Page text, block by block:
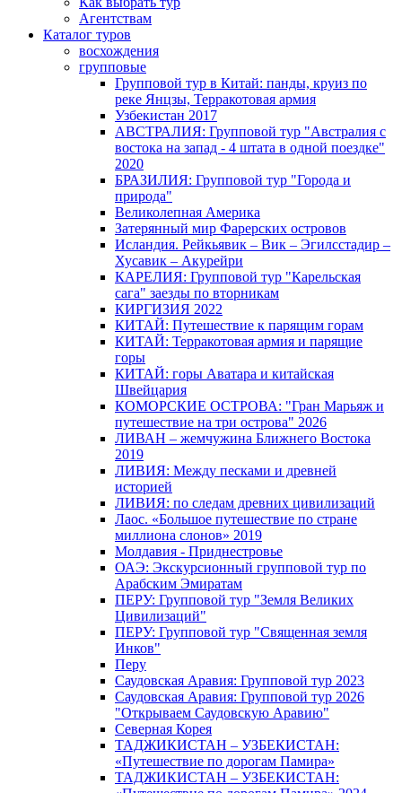
Агентствам
Каталог туров
восхождения
групповые
Групповой тур в Китай: панды, круиз по
реке Янцзы, Терракотовая армия
Узбекистан 2017
АВСТРАЛИЯ: Групповой тур "Австралия с
востока на запад - 4 штата в одной поездке"
2020
БРАЗИЛИЯ: Групповой тур "Города и
природа"
Великолепная Америка
Затерянный мир Фарерских островов
Исландия. Рейкьявик – Вик – Эгилсстадир –
Хусавик – Акурейри
КАРЕЛИЯ: Групповой тур "Карельская
сага" заезды по вторникам
КИРГИЗИЯ 2022
КИТАЙ: Путешествие к парящим горам
КИТАЙ: Терракотовая армия и парящие
горы
КИТАЙ: горы Аватара и китайская
Швейцария
КОМОРСКИЕ ОСТРОВА: "Гран Марьяж и
путешествие на три острова" 2026
ЛИВАН – жемчужина Ближнего Востока
2019
ЛИВИЯ: Между песками и древней
историей
ЛИВИЯ: по следам древних цивилизаций
Лаос. «Большое путешествие по стране
миллиона слонов» 2019
Молдавия - Приднестровье
ОАЭ: Экскурсионный групповой тур по
Арабским Эмиратам
ПЕРУ: Групповой тур "Земля Великих
Цивилизаций"
ПЕРУ: Групповой тур "Священная земля
Инков"
Перу
Саудовская Аравия: Групповой тур 2023
Саудовская Аравия: Групповой тур 2026
"Открываем Саудовскую Аравию"
Северная Корея
ТАДЖИКИСТАН – УЗБЕКИСТАН:
«Путешествие по дорогам Памира»
ТАДЖИКИСТАН – УЗБЕКИСТАН: